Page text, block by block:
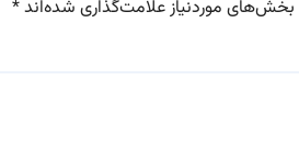
بخش‌های موردنیاز علامت‌گذاری شده‌اند*